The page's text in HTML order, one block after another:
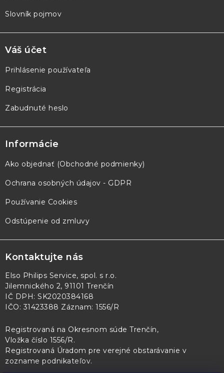
Slovník pojmov
Váš účet
Prihlásenie používateľa
Registrácia
Zabudnuté heslo
Informácie
Ako objednať (Obchodné podmienky)
Ochrana osobných údajov - GDPR
Používanie Cookies
Odstúpenie od zmluvy
Kontaktujte nás
Elso Philips Service, spol. s r.o.
Jilemnického 2, 91101 Trenčín
IČ DPH: SK2020384168
IČO: 31423388 Záznam: 1556/R
Registrovaná na Okresnom súde Trenčín,
Vložka číslo 1556/R.
Registrovaná Úradom pre verejné obstarávanie v
zozname podnikateľov.